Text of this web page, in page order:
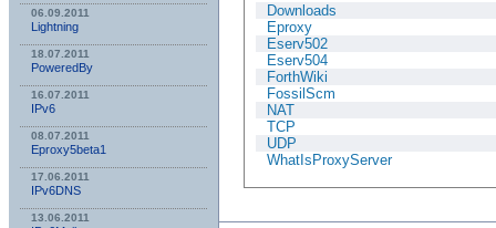
06.09.2011
Lightning
18.07.2011
PoweredBy
16.07.2011
IPv6
08.07.2011
Eproxy5beta1
17.06.2011
IPv6DNS
13.06.2011
Downloads
Eproxy
Eserv502
Eserv504
ForthWiki
FossilScm
NAT
TCP
UDP
WhatIsProxyServer